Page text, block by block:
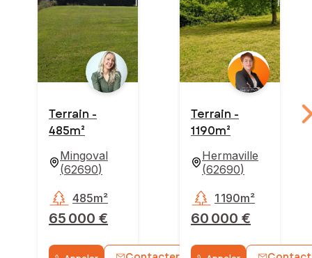
Terrain -
485m²
Mingoval
(62690)
65 000 €
485m²
Terrain -
1 190m²
Hermaville
(62690)
60 000 €
1 190m²